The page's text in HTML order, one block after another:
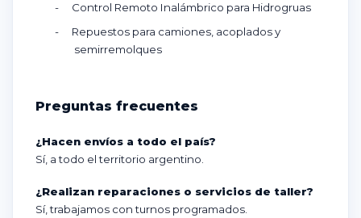
-
Control Remoto Inalámbrico para Hidrogruas
-
Repuestos para camiones, acoplados y
semirremolques
Preguntas frecuentes
¿Hacen envíos a todo el país?
Sí, a todo el territorio argentino.
¿Realizan reparaciones o servicios de taller?
Sí, trabajamos con turnos programados.